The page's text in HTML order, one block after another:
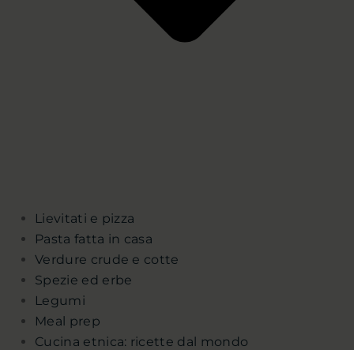
Lievitati e pizza
Pasta fatta in casa
Verdure crude e cotte
Spezie ed erbe
Legumi
Meal prep
Cucina etnica: ricette dal mondo